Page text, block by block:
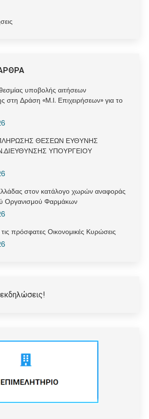
υποβολής αιτήσεων
στη Δράση «Μ.Ι. Επιχειρήσεων» για το
ΘΕΣΕΩΝ ΕΥΘΥΝΗΣ
ΥΠΟΥΡΓΕΙΟΥ
στον κατάλογο χωρών αναφοράς
Οργανισμού Φαρμάκων
πρόσφατες Οικονομικές Κυρώσεις